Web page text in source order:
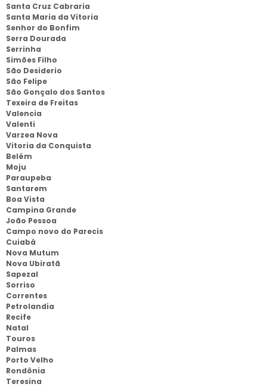
Santa Cruz Cabraria
Santa Maria da Vitoria
Senhor do Bonfim
Serra Dourada
Serrinha
Simões Filho
São Desiderio
São Felipe
São Gonçalo dos Santos
Texeira de Freitas
Valencia
Valenti
Varzea Nova
Vitoria da Conquista
Belém
Moju
Paraupeba
Santarem
Boa Vista
Campina Grande
João Pessoa
Campo novo do Parecis
Cuiabá
Nova Mutum
Nova Ubiratã
Sapezal
Sorriso
Correntes
Petrolandia
Recife
Natal
Touros
Palmas
Porto Velho
Rondônia
Teresina